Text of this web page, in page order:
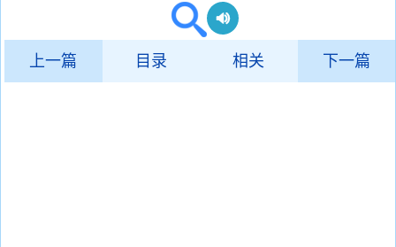
上一篇 目录 相关 下一篇